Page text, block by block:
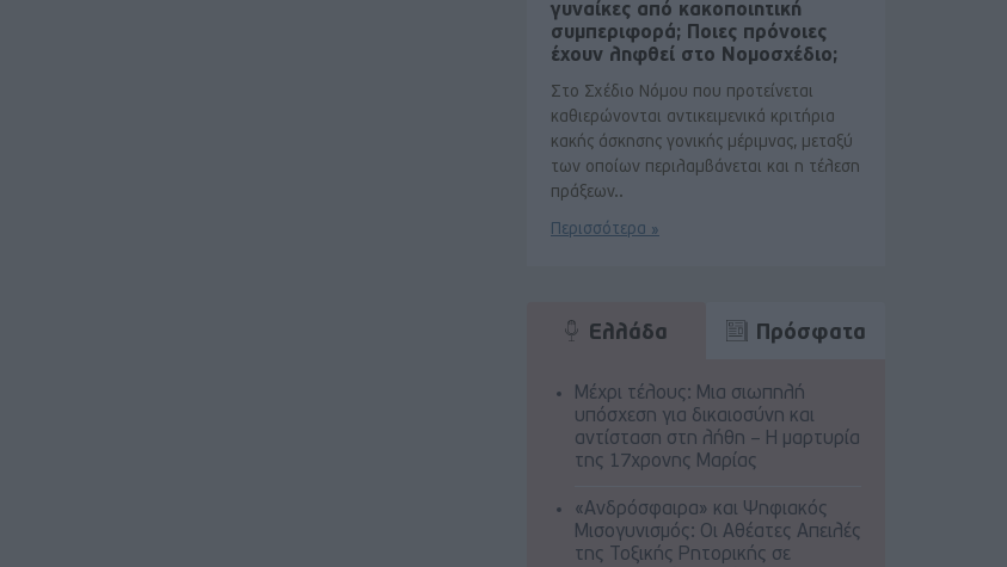
γυναίκες από κακοποιητική
συμπεριφορά; Ποιες πρόνοιες
έχουν ληφθεί στο Νομοσχέδιο;
Στο Σχέδιο Νόμου που προτείνεται
καθιερώνονται αντικειμενικά κριτήρια
κακής άσκησης γονικής μέριμνας, μεταξύ
των οποίων περιλαμβάνεται και η τέλεση
πράξεων..
Περισσότερα »
Ελλάδα Πρόσφατα
Μέχρι τέλους: Μια σιωπηλή
υπόσχεση για δικαιοσύνη και
αντίσταση στη λήθη – Η μαρτυρία
της 17χρονης Μαρίας
«Ανδρόσφαιρα» και Ψηφιακός
Μισογυνισμός: Οι Αθέατες Απειλές
της Τοξικής Ρητορικής σε